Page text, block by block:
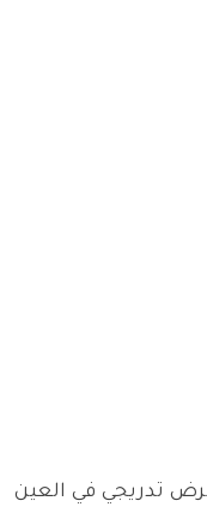
تدريجي في العين